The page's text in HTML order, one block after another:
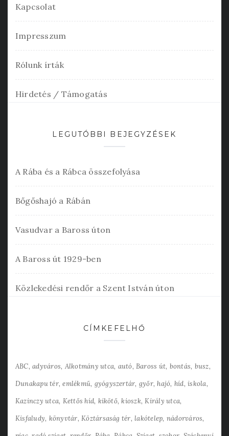
Kapcsolat
Impresszum
Rólunk írták
Hirdetés / Támogatás
LEGUTÓBBI BEJEGYZÉSEK
A Rába és a Rábca összefolyása
Bőgőshajó a Rábán
Vasudvar a Baross úton
A Baross út 1929-ben
Közlekedési rendőr a Szent István úton
CÍMKEFELHŐ
ABC adyváros Alkotmány utca autó Baross út bontás busz
Dunakapu tér emlékmű gyógyszertár győr hajó híd iskola
Kazinczy utca Kettős híd kikötő kioszk Király utca
Kisfaludy könyvtár Köztársaság tér lakótelep nádorváros